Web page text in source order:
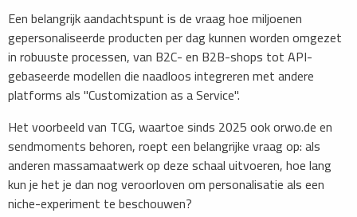
Een belangrijk aandachtspunt is de vraag hoe miljoenen
gepersonaliseerde producten per dag kunnen worden omgezet
in robuuste processen, van B2C- en B2B-shops tot API-
gebaseerde modellen die naadloos integreren met andere
platforms als "Customization as a Service".
Het voorbeeld van TCG, waartoe sinds 2025 ook orwo.de en
sendmoments behoren, roept een belangrijke vraag op: als
anderen massamaatwerk op deze schaal uitvoeren, hoe lang
kun je het je dan nog veroorloven om personalisatie als een
niche-experiment te beschouwen?